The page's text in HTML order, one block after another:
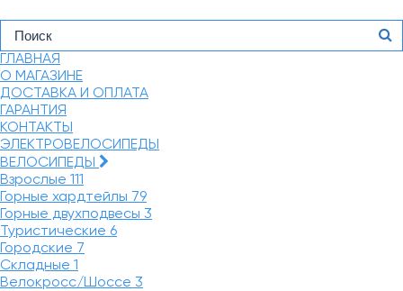
ГЛАВНАЯ
О МАГАЗИНЕ
ДОСТАВКА И ОПЛАТА
ГАРАНТИЯ
КОНТАКТЫ
ЭЛЕКТРОВЕЛОСИПЕДЫ
ВЕЛОСИПЕДЫ
Взрослые 111
Горные хардтейлы 79
Горные двухподвесы 3
Туристические 6
Городские 7
Складные 1
Велокросс/Шоссе 3